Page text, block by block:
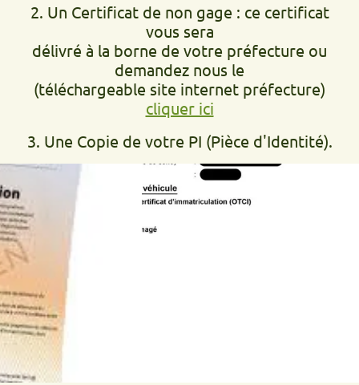
2. Un Certificat de non gage : ce certificat
vous sera
délivré à la borne de votre préfecture ou
demandez nous le
(téléchargeable site internet préfecture)
cliquer ici
3. Une Copie de votre PI (Pièce d'Identité).